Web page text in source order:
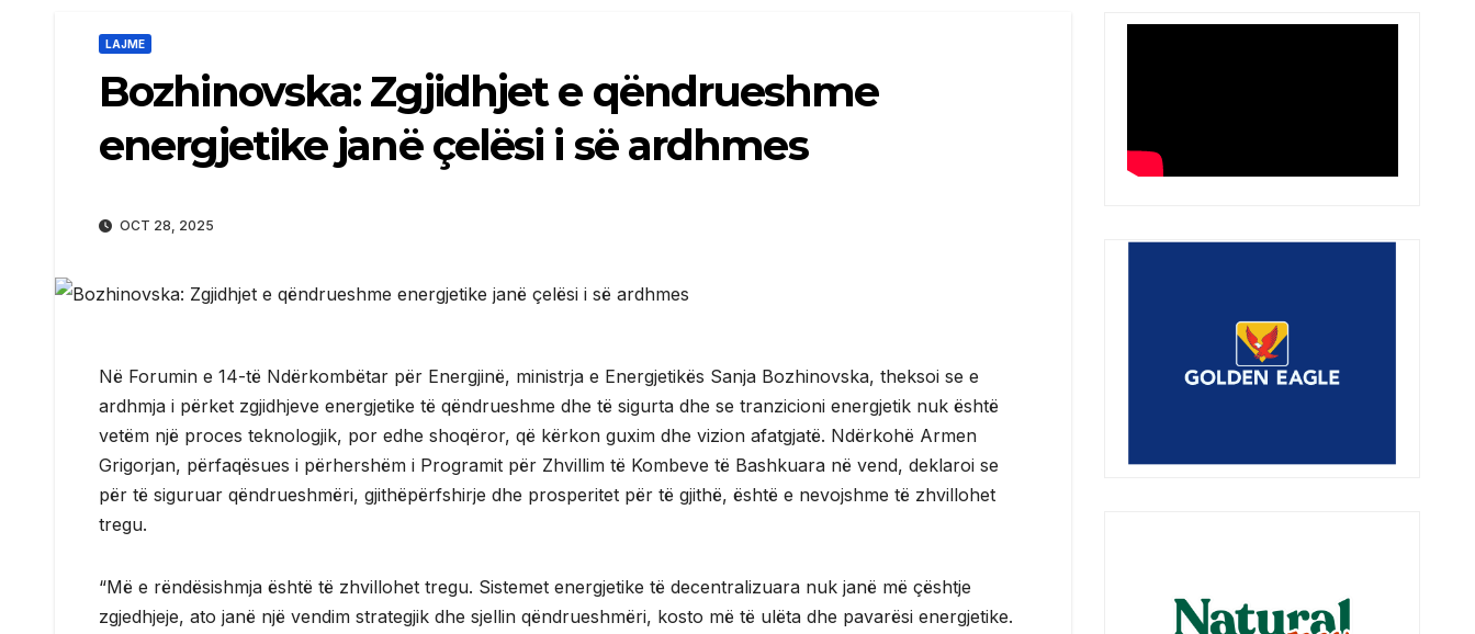
LAJME
Bozhinovska: Zgjidhjet e qëndrueshme
energjetike janë çelësi i së ardhmes
OCT 28, 2025
Në Forumin e 14-të Ndërkombëtar për Energjinë, ministrja e Energjetikës Sanja Bozhinovska, theksoi se e
ardhmja i përket zgjidhjeve energjetike të qëndrueshme dhe të sigurta dhe se tranzicioni energjetik nuk është
vetëm një proces teknologjik, por edhe shoqëror, që kërkon guxim dhe vizion afatgjatë. Ndërkohë Armen
Grigorjan, përfaqësues i përhershëm i Programit për Zhvillim të Kombeve të Bashkuara në vend, deklaroi se
për të siguruar qëndrueshmëri, gjithëpërfshirje dhe prosperitet për të gjithë, është e nevojshme të zhvillohet
tregu.
“Më e rëndësishmja është të zhvillohet tregu. Sistemet energjetike të decentralizuara nuk janë më çështje
zgjedhjeje, ato janë një vendim strategjik dhe sjellin qëndrueshmëri, kosto më të ulëta dhe pavarësi energjetike.